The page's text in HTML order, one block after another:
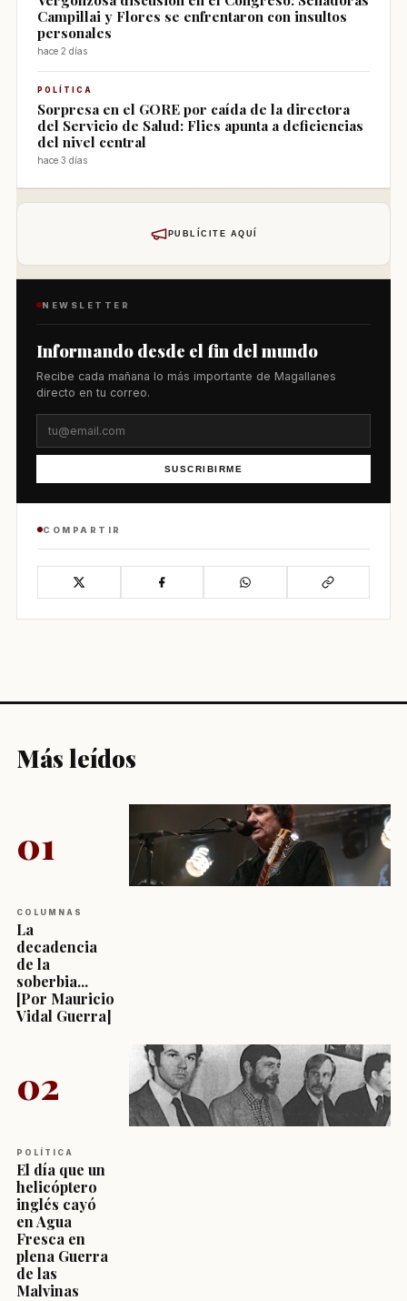
Campillai y Flores se enfrentaron con insultos
personales
hace 2 días
POLÍTICA
Sorpresa en el GORE por caída de la directora
del Servicio de Salud: Flies apunta a deficiencias
del nivel central
hace 3 días
PUBLÍCITE AQUÍ
NEWSLETTER
Informando desde el fin del mundo
Recibe cada mañana lo más importante de Magallanes
directo en tu correo.
SUSCRIBIRME
COMPARTIR
Más leídos
01
COLUMNAS
La
decadencia
de la
soberbia...
[Por Mauricio
Vidal Guerra]
02
POLÍTICA
El día que un
helicóptero
inglés cayó
en Agua
Fresca en
plena Guerra
de las
Malvinas